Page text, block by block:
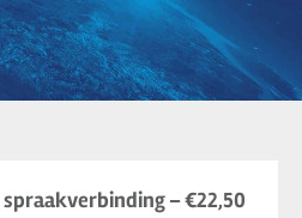
– €22,50